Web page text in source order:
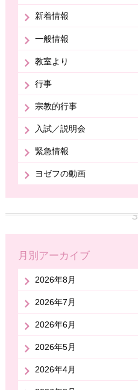
新着情報
一般情報
教室より
行事
宗教的行事
入試／説明会
緊急情報
ヨゼフの動画
月別アーカイブ
2026年8月
2026年7月
2026年6月
2026年5月
2026年4月